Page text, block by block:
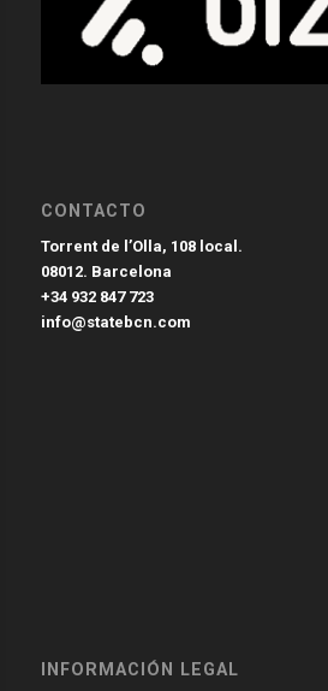
CONTACTO
Torrent de l’Olla, 108 local.
08012. Barcelona
+34 932 847 723
info@statebcn.com
INFORMACIÓN LEGAL